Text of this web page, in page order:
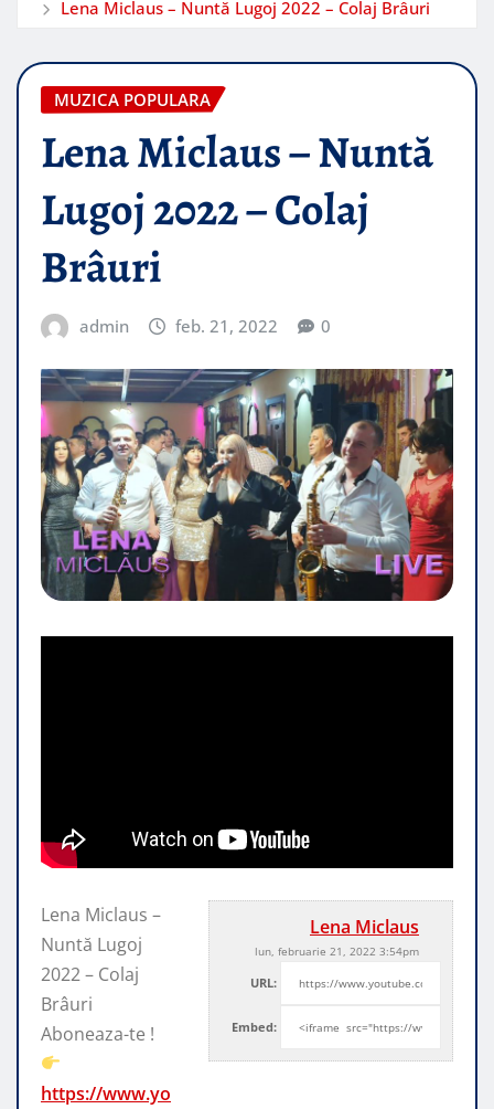
Lena Miclaus – Nuntă Lugoj 2022 – Colaj Brâuri
MUZICA POPULARA
Lena Miclaus – Nuntă
Lugoj 2022 – Colaj
Brâuri
admin feb. 21, 2022 0
Lena Miclaus
lun, februarie 21, 2022 3:54pm
URL:
Embed:
Lena Miclaus –
Nuntă Lugoj
2022 – Colaj
Brâuri
Aboneaza-te !
https://www.yo